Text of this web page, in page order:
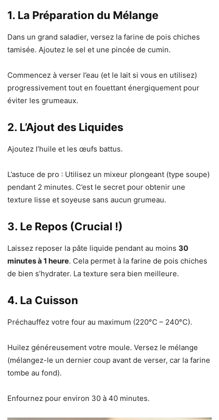
1. La Préparation du Mélange
Dans un grand saladier, versez la farine de pois chiches
tamisée. Ajoutez le sel et une pincée de cumin.
Commencez à verser l’eau (et le lait si vous en utilisez)
progressivement tout en fouettant énergiquement pour
éviter les grumeaux.
2. L’Ajout des Liquides
Ajoutez l’huile et les œufs battus.
L’astuce de pro : Utilisez un mixeur plongeant (type soupe)
pendant 2 minutes. C’est le secret pour obtenir une
texture lisse et soyeuse sans aucun grumeau.
3. Le Repos (Crucial !)
Laissez reposer la pâte liquide pendant au moins 30
minutes à 1 heure. Cela permet à la farine de pois chiches
de bien s’hydrater. La texture sera bien meilleure.
4. La Cuisson
Préchauffez votre four au maximum (220°C – 240°C).
Huilez généreusement votre moule. Versez le mélange
(mélangez-le un dernier coup avant de verser, car la farine
tombe au fond).
Enfournez pour environ 30 à 40 minutes.